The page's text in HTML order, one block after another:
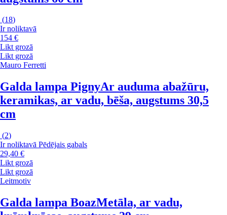
(18)
Ir noliktavā
154 €
Likt grozā
Likt grozā
Mauro Ferretti
Galda lampa PignyAr auduma abažūru,
keramikas, ar vadu, bēša, augstums 30,5
cm
(2)
Ir noliktavā Pēdējais gabals
29,40 €
Likt grozā
Likt grozā
Leitmotiv
Galda lampa BoazMetāla, ar vadu,